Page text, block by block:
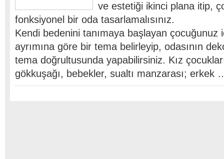
ve estetiği ikinci plana itip,
fonksiyonel bir oda tasarlamalısınız.
Kendi bedenini tanımaya başlayan çocuğunuz
ayrımına göre bir tema belirleyip, odasının
tema doğrultusunda yapabilirsiniz. Kız
gökkuşağı, bebekler, sualtı manzarası; erkek